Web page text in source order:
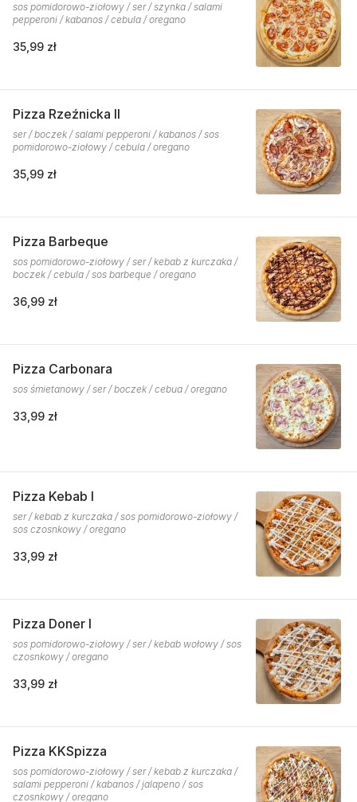
sos pomidorowo-ziołowy / ser / szynka / salami
pepperoni / kabanos / cebula / oregano
35,99 zł
Pizza Rzeźnicka II
ser / boczek / salami pepperoni / kabanos / sos
pomidorowo-ziołowy / cebula / oregano
35,99 zł
Pizza Barbeque
sos pomidorowo-ziołowy / ser / kebab z kurczaka /
boczek / cebula / sos barbeque / oregano
36,99 zł
Pizza Carbonara
sos śmietanowy / ser / boczek / cebua / oregano
33,99 zł
Pizza Kebab I
ser / kebab z kurczaka / sos pomidorowo-ziołowy /
sos czosnkowy / oregano
33,99 zł
Pizza Doner I
sos pomidorowo-ziołowy / ser / kebab wołowy / sos
czosnkowy / oregano
33,99 zł
Pizza KKSpizza
sos pomidorowo-ziołowy / ser / kebab z kurczaka /
salami pepperoni / kabanos / jalapeno / sos
czosnkowy / oregano